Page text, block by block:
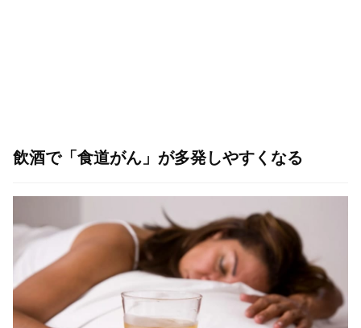
飲酒で「食道がん」が多発しやすくなる